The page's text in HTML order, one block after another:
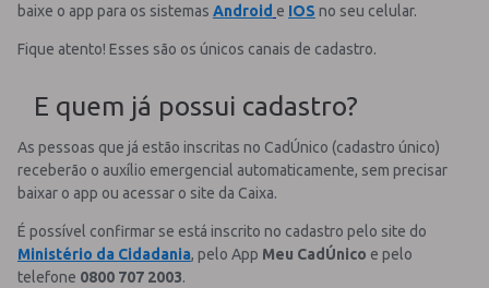
baixe o app para os sistemas Android e IOS no seu celular.
Fique atento! Esses são os únicos canais de cadastro.
E quem já possui cadastro?
As pessoas que já estão inscritas no CadÚnico (cadastro único)
receberão o auxílio emergencial automaticamente, sem precisar
baixar o app ou acessar o site da Caixa.
É possível confirmar se está inscrito no cadastro pelo site do
Ministério da Cidadania, pelo App Meu CadÚnico e pelo
telefone 0800 707 2003.